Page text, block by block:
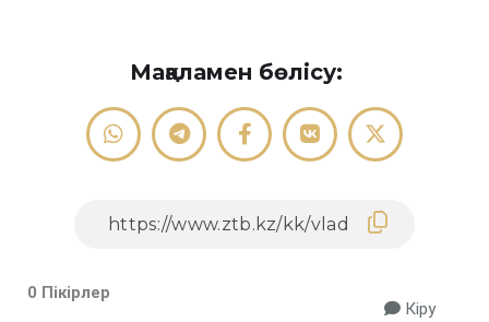
Мақаламен бөлісу:
0 Пікірлер
Кіру